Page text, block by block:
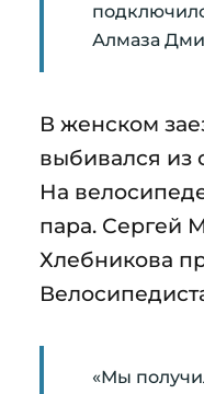
Алмаза
В женском
выбивался из
На
пара. Сергей
Хлебникова
«Мы